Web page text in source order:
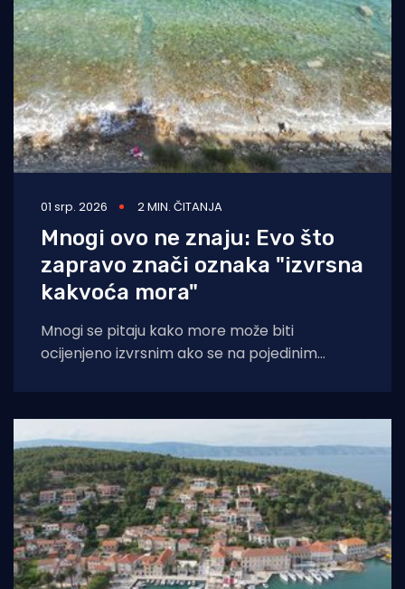
01 srp. 2026 2 MIN. ČITANJA
Mnogi ovo ne znaju: Evo što
zapravo znači oznaka "izvrsna
kakvoća mora"
Mnogi se pitaju kako more može biti
ocijenjeno izvrsnim ako se na pojedinim